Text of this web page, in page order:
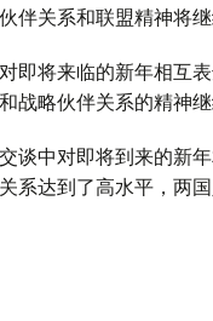
伴关系和联盟精神将
即将来临的新年相互
战略伙伴关系的精神继
谈中对即将到来的新
系达到了高水平，两国